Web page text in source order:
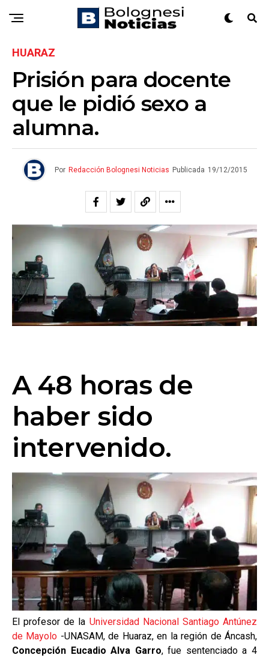
HUARAZ
Prisión para docente
que le pidió sexo a
alumna.
Por Redacción Bolognesi Noticias Publicada 19/12/2015
A 48 horas de
haber sido
intervenido.
El profesor de la Universidad Nacional Santiago Antúnez
de Mayolo -UNASAM, de Huaraz, en la región de Áncash,
Concepción Eucadio Alva Garro, fue sentenciado a 4